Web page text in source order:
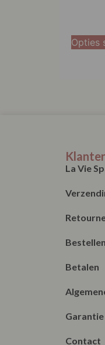
Opties
La Vie
Bestellen
Betalen
Contact